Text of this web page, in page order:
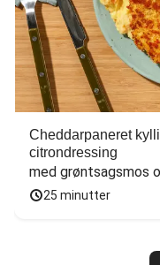
Cheddarpaneret
citrondressing
med grøntsagsmos
25 minutter